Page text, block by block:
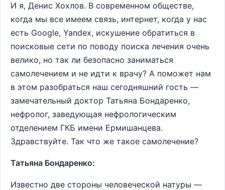
И я, Денис Хохлов. В современном обществе,
когда мы все имеем связь, интернет, когда у нас
есть Google, Yandex, искушение обратиться в
поисковые сети по поводу поиска лечения очень
велико, но так ли безопасно заниматься
самолечением и не идти к врачу? А поможет нам
в этом разобраться наш сегодняшний гость —
замечательный доктор Татьяна Бондаренко,
нефролог, заведующая нефрологическим
отделением ГКБ имени Ермишанцева.
Здравствуйте. Так что же такое самолечение?
Татьяна Бондаренко:
Известно две стороны человеческой натуры —